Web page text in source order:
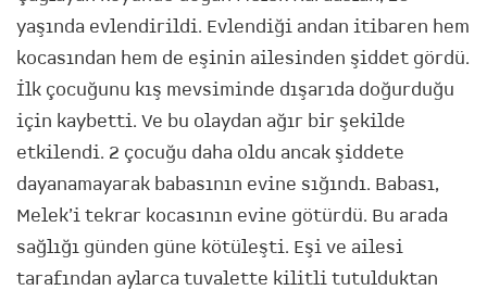
yaşında evlendirildi. Evlendiği andan itibaren hem
kocasından hem de eşinin ailesinden şiddet gördü.
İlk çocuğunu kış mevsiminde dışarıda doğurduğu
için kaybetti. Ve bu olaydan ağır bir şekilde
etkilendi. 2 çocuğu daha oldu ancak şiddete
dayanamayarak babasının evine sığındı. Babası,
Melek’i tekrar kocasının evine götürdü. Bu arada
sağlığı günden güne kötüleşti. Eşi ve ailesi
tarafından aylarca tuvalette kilitli tutulduktan